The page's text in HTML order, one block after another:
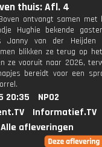
thuis: Afl. 4
ontvangt samen met
Hughie bekende
Janny van der Heijden
blikken ze terug op
ze vooruit naar 2026,
bereidt voor een
20:35
NPO2
Informatief.TV
Alle afleveringen